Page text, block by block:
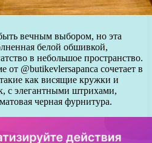
вечным выбором, но эта
белой обшивкой,
в небольшое пространство.
@butikevlersapanca сочетает в
как висящие кружки и
с элегантными штрихами,
черная фурнитура.